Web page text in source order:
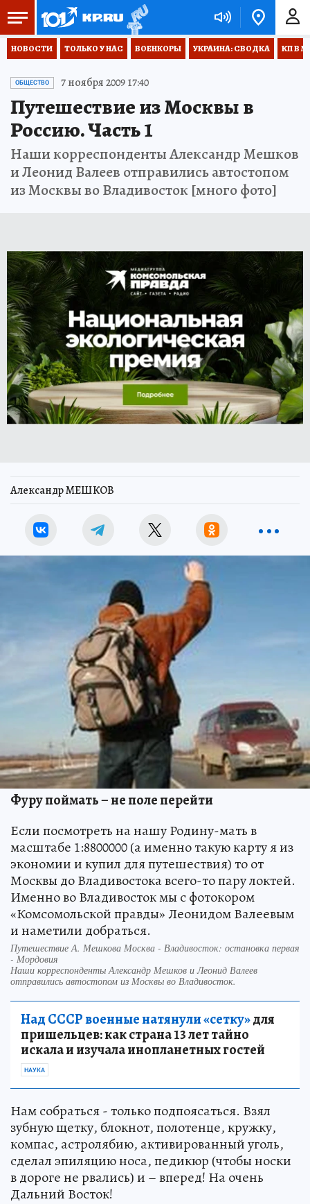
НОВОСТИ ТОЛЬКО У НАС ВОЕНКОРЫ УКРАИНА: СВОДКА КП В
ОБЩЕСТВО 7 ноября 2009 17:40
Путешествие из Москвы в
Россию. Часть 1
Наши корреспонденты Александр Мешков
и Леонид Валеев отправились автостопом
из Москвы во Владивосток [много фото]
Александр МЕШКОВ
Фуру поймать – не поле перейти
Если посмотреть на нашу Родину-мать в
масштабе 1:8800000 (а именно такую карту я из
экономии и купил для путешествия) то от
Москвы до Владивостока всего-то пару локтей.
Именно во Владивосток мы с фотокором
«Комсомольской правды» Леонидом Валеевым
и наметили добраться.
Путешествие А. Мешкова Москва - Владивосток: остановка первая
- Мордовия
Наши корреспонденты Александр Мешков и Леонид Валеев
отправились автостопом из Москвы во Владивосток.
Над СССР военные натянули «сетку»для
пришельцев: как страна 13 лет тайно
искала и изучала инопланетных гостей
НАУКА
Нам собраться - только подпоясаться. Взял
зубную щетку, блокнот, полотенце, кружку,
компас, астролябию, активированный уголь,
сделал эпиляцию носа, педикюр (чтобы носки
в дороге не рвались) и – вперед! На очень
Дальний Восток!